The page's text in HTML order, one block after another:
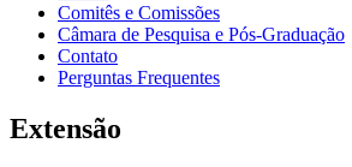
Comitês e Comissões
Câmara de Pesquisa e Pós-Graduação
Contato
Perguntas Frequentes
Extensão